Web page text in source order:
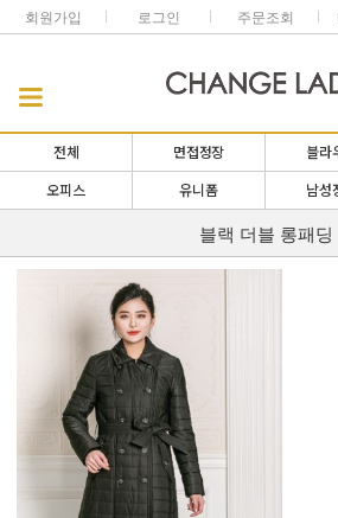
회원가입 로그인 주문조회
전체 면접정장 블라
오피스 유니폼 남성
블랙 더블 롱패딩